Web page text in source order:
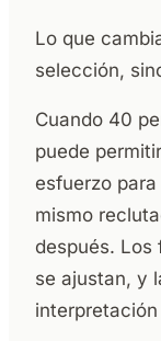
Lo que
selección,
Cuando 40
puede
esfuerzo
mismo
después. Los
se ajustan, y